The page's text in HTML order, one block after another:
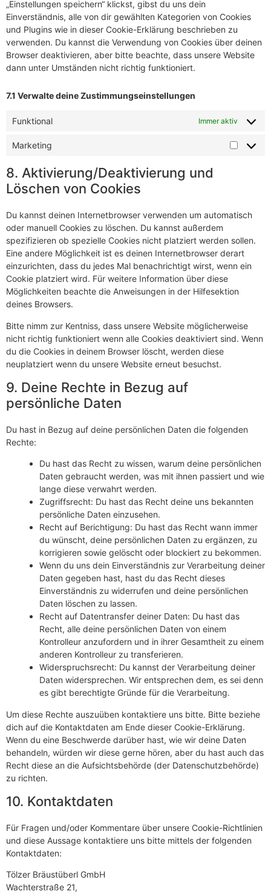
„Einstellungen speichern“ klickst, gibst du uns dein
Einverständnis, alle von dir gewählten Kategorien von Cookies
und Plugins wie in dieser Cookie-Erklärung beschrieben zu
verwenden. Du kannst die Verwendung von Cookies über deinen
Browser deaktivieren, aber bitte beachte, dass unsere Website
dann unter Umständen nicht richtig funktioniert.
7.1 Verwalte deine Zustimmungseinstellungen
Funktional Immer aktiv
Marketing
8. Aktivierung/Deaktivierung und
Löschen von Cookies
Du kannst deinen Internetbrowser verwenden um automatisch
oder manuell Cookies zu löschen. Du kannst außerdem
spezifizieren ob spezielle Cookies nicht platziert werden sollen.
Eine andere Möglichkeit ist es deinen Internetbrowser derart
einzurichten, dass du jedes Mal benachrichtigt wirst, wenn ein
Cookie platziert wird. Für weitere Information über diese
Möglichkeiten beachte die Anweisungen in der Hilfesektion
deines Browsers.
Bitte nimm zur Kentniss, dass unsere Website möglicherweise
nicht richtig funktioniert wenn alle Cookies deaktiviert sind. Wenn
du die Cookies in deinem Browser löscht, werden diese
neuplatziert wenn du unsere Website erneut besuchst.
9. Deine Rechte in Bezug auf
persönliche Daten
Du hast in Bezug auf deine persönlichen Daten die folgenden
Rechte:
Du hast das Recht zu wissen, warum deine persönlichen
Daten gebraucht werden, was mit ihnen passiert und wie
lange diese verwahrt werden.
Zugriffsrecht: Du hast das Recht deine uns bekannten
persönliche Daten einzusehen.
Recht auf Berichtigung: Du hast das Recht wann immer
du wünscht, deine persönlichen Daten zu ergänzen, zu
korrigieren sowie gelöscht oder blockiert zu bekommen.
Wenn du uns dein Einverständnis zur Verarbeitung deiner
Daten gegeben hast, hast du das Recht dieses
Einverständnis zu widerrufen und deine persönlichen
Daten löschen zu lassen.
Recht auf Datentransfer deiner Daten: Du hast das
Recht, alle deine persönlichen Daten von einem
Kontrolleur anzufordern und in ihrer Gesamtheit zu einem
anderen Kontrolleur zu transferieren.
Widerspruchsrecht: Du kannst der Verarbeitung deiner
Daten widersprechen. Wir entsprechen dem, es sei denn
es gibt berechtigte Gründe für die Verarbeitung.
Um diese Rechte auszuüben kontaktiere uns bitte. Bitte beziehe
dich auf die Kontaktdaten am Ende dieser Cookie-Erklärung.
Wenn du eine Beschwerde darüber hast, wie wir deine Daten
behandeln, würden wir diese gerne hören, aber du hast auch das
Recht diese an die Aufsichtsbehörde (der Datenschutzbehörde)
zu richten.
10. Kontaktdaten
Für Fragen und/oder Kommentare über unsere Cookie-Richtlinien
und diese Aussage kontaktiere uns bitte mittels der folgenden
Kontaktdaten:
Tölzer Bräustüberl GmbH
Wachterstraße 21,